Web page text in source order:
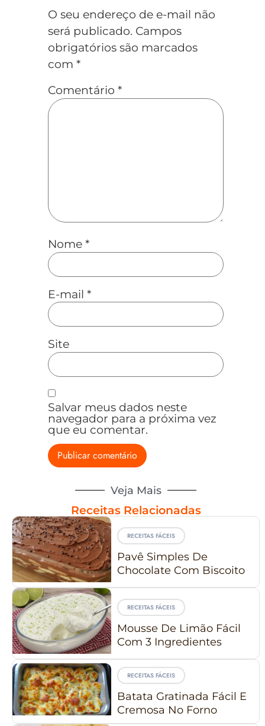
O seu endereço de e-mail não
será publicado. Campos
obrigatórios são marcados
com *
Comentário *
Nome *
E-mail *
Site
Salvar meus dados neste
navegador para a próxima vez
que eu comentar.
Veja Mais
Receitas Relacionadas
RECEITAS FÁCEIS
Pavê Simples De
Chocolate Com Biscoito
RECEITAS FÁCEIS
Mousse De Limão Fácil
Com 3 Ingredientes
RECEITAS FÁCEIS
Batata Gratinada Fácil E
Cremosa No Forno